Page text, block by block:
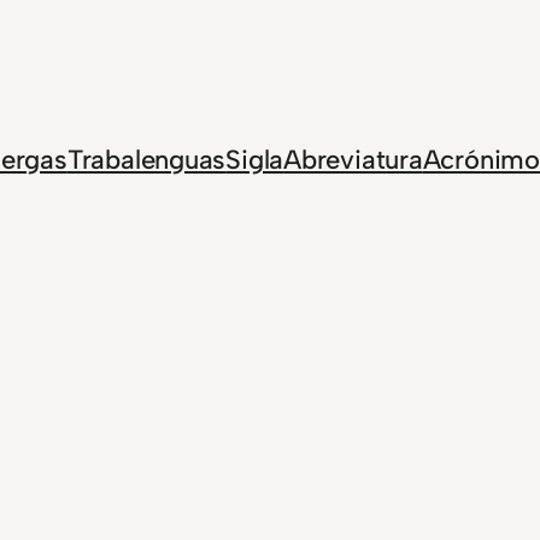
TrabalenguasSiglaAbreviaturaAcrónimo